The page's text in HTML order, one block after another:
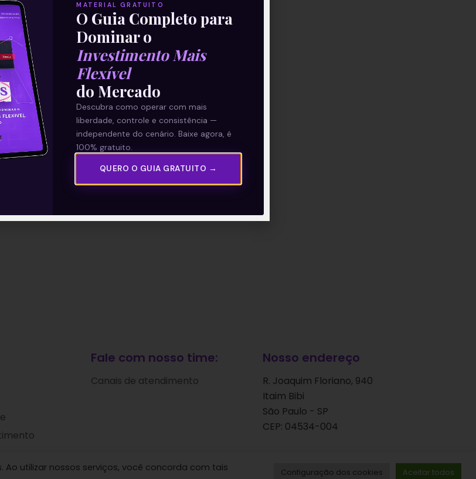
Fale com nosso time:
Canais de atendimento
Nosso endereço
R. Joaquim Floriano, 940
Itaim Bibi
São Paulo - SP
CEP: 04534-004
© 2024. Todos os direitos reservados.
Ao utilizar nossos serviços, você concorda com tais
Configuração dos cookies Aceitar todos
MATERIAL GRATUITO
O Guia Completo para
Dominar o
Investimento Mais
Flexível
do Mercado
Descubra como operar com mais
liberdade, controle e consistência —
independente do cenário. Baixe agora, é
100% gratuito.
QUERO O GUIA GRATUITO →